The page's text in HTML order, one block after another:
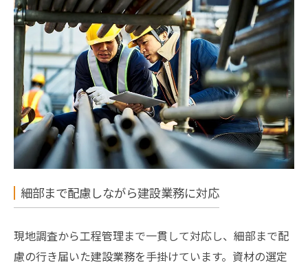
細部まで配慮しながら建設業務に対応
現地調査から工程管理まで一貫して対応し、細部まで配
慮の行き届いた建設業務を手掛けています。資材の選定